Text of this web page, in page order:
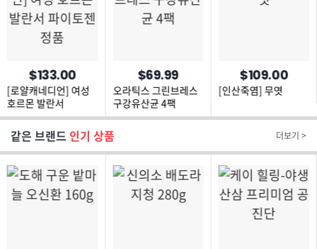
$133.00
[로얄캐네디언] 여성
호르몬 발란서
파이토젠 정품
$69.99
오라틱스 그린브레스
구강유산균 4팩
$109.00
[인산죽염] 무엿
같은 브랜드 인기 상품 더보기 >